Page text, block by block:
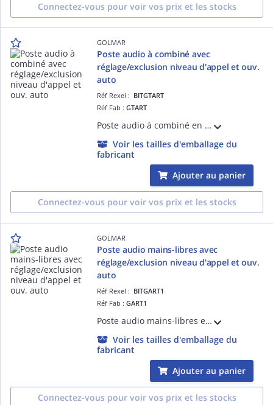
Connectez-vous pour voir vos prix et les stocks
GOLMAR
Poste audio à combiné avec
réglage/exclusion niveau d'appel et ouv.
auto
Réf Rexel : BITGTART
Réf Fab :GTART
Poste audio à combiné en ABS blanc, Bus 2 fils non polarisés G2P Pilotage 2 ouvertures Touches sensitives Ouverture automatique Intercom Réglage et extinction sonnerie d'appel Appel palier Etrier ABS inclus
Voir les tailles d'emballage du
fabricant
Ajouter au panier
Connectez-vous pour voir vos prix et les stocks
GOLMAR
Poste audio mains-libres avec
réglage/exclusion niveau d'appel et ouv.
auto
Réf Rexel : BITGART1
Réf Fab :GART1
Poste audio mains-libres en ABS blanc, Bus 2 fils non polarisés G2P Pilotage 2 ouvertures Touches sensitives Ouverture automatique Intercom Réglage et extinction sonnerie d'appel Appel palier Etrier inclus
Voir les tailles d'emballage du
fabricant
Ajouter au panier
Connectez-vous pour voir vos prix et les stocks